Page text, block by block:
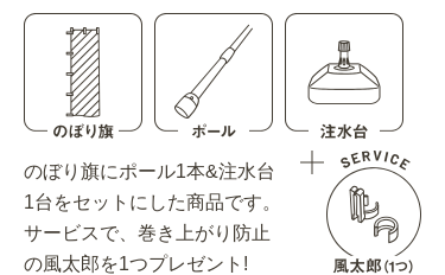
のぼり旗にポール1本&注水台
1台をセットにした商品です。
サービスで、巻き上がり防止
の風太郎を1つプレゼント!